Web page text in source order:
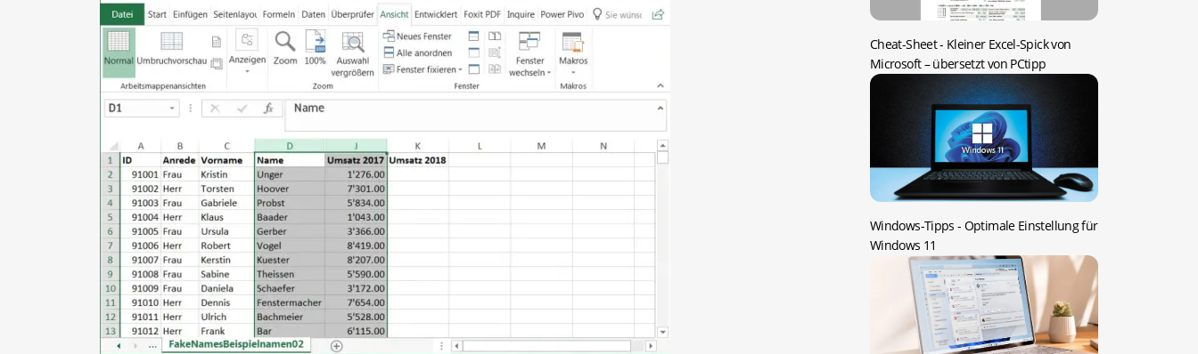
Cheat-Sheet - Kleiner Excel-Spick von
Microsoft – übersetzt von PCtipp
Windows-Tipps - Optimale Einstellung für
Windows 11